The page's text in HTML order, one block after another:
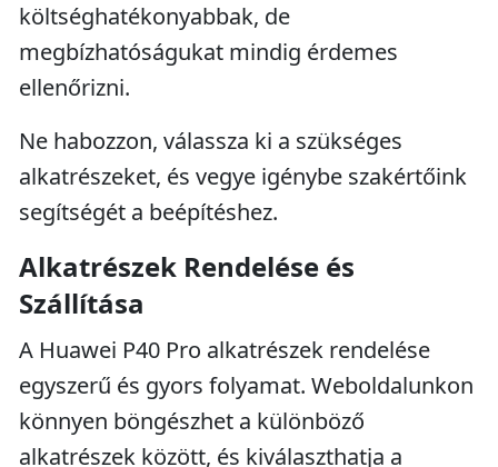
költséghatékonyabbak, de
megbízhatóságukat mindig érdemes
ellenőrizni.
Ne habozzon, válassza ki a szükséges
alkatrészeket, és vegye igénybe szakértőink
segítségét a beépítéshez.
Alkatrészek Rendelése és
Szállítása
A Huawei P40 Pro alkatrészek rendelése
egyszerű és gyors folyamat. Weboldalunkon
könnyen böngészhet a különböző
alkatrészek között, és kiválaszthatja a